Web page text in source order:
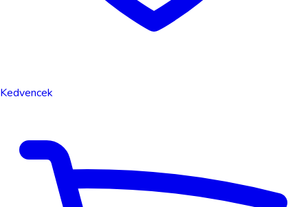
Kedvencek